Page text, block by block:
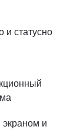
и статусно
и